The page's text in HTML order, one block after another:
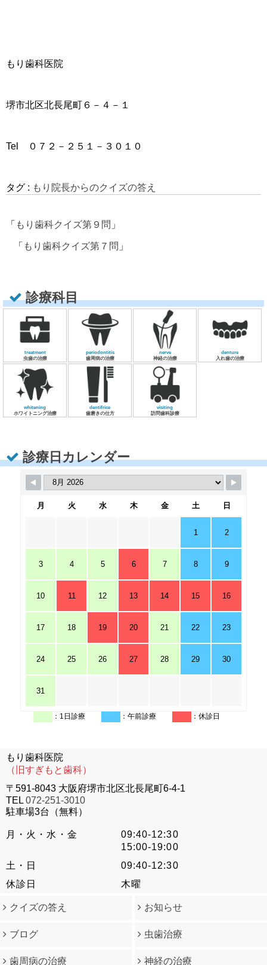
もり歯科医院
堺市北区北長尾町６－４－１
Tel ０７２－２５１－３０１０
タグ : もり院長からのクイズの答え
「 もり歯科クイズ第９問 」
「 もり歯科クイズ第７問 」
診療科目
treatment
虫歯の治療
periodontitis
歯周病の治療
nerve
神経の治療
denture
入れ歯の治療
whitening
ホワイトニング治療
dentifrice
歯磨きの仕方
visiting
訪問歯科診療
診療日カレンダー
月 火 水 木 金 土 日
1 2
3 4 5 6 7 8 9
10 11 12 13 14 15 16
17 18 19 20 21 22 23
24 25 26 27 28 29 30
31
：1日診療 ：午前診療 ：休診日
もり歯科医院
（旧すぎもと歯科）
〒591-8043 大阪府堺市北区北長尾町6-4-1
TEL 072-251-3010
駐車場3台（無料）
月・火・水・金
09:40-12:30
15:00-19:00
土・日
09:40-12:30
休診日
木曜
クイズの答え お知らせ
ブログ 虫歯治療
歯周病の治療 神経の治療